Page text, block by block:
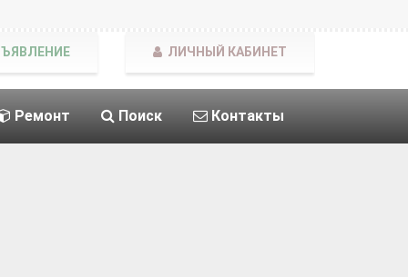
Ремонт Поиск Контакты
ЛИЧНЫЙ КАБИНЕТ